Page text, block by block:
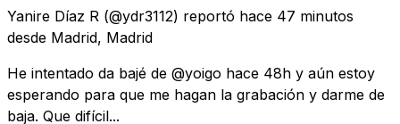
Yanire Díaz R (@ydr3112) reportó hace 47 minutos
desde Madrid, Madrid
He intentado da bajé de @yoigo hace 48h y aún estoy
esperando para que me hagan la grabación y darme de
baja. Que difícil...